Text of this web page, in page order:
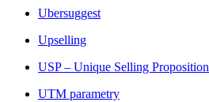
Ubersuggest
Upselling
USP – Unique Selling Proposition
UTM parametry